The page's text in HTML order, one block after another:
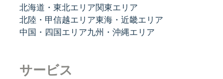
北海道・東北エリア関東エリア
北陸・甲信越エリア東海・近畿エリア
中国・四国エリア九州・沖縄エリア
サービス